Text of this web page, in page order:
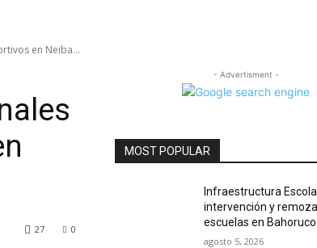
en Neiba...
0
27
- Advertisment -
MOST POPULAR
Infraestructura
intervención y
escuelas en Bahoruco
agosto 5, 2026